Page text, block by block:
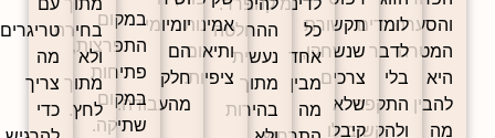
והסערה.
המטרה
להבין
לומדים
לדבר
בלי
התקפה
ולהקשיב
תקשורת
שנשחקו,
צרכים
שלא
קיבלו
לדינמיקה.
כל
אחד
מבין
מה
להיפרד.
ההחלטה
נעשית
מתוך
בהירות
אמינות
ותיאום
ציפיות.
יומיומי
הם
חלק
מהעבודה.
במקום
התפרצות,
פתיחות
במקום
שתיקה.
מתוך
בחירה
ולא
מתוך
לחץ.
עם
טריגרים,
מה
צריך
כדי